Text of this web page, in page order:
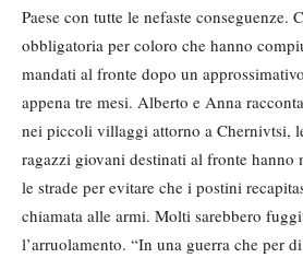
Paese con tutte le nefaste conseguenze.
obbligatoria per coloro che hanno
mandati al fronte dopo un
appena tre mesi. Alberto e Anna
nei piccoli villaggi attorno a Chernivtsi,
ragazzi giovani destinati al fronte hanno
le strade per evitare che i postini
chiamata alle armi. Molti sarebbero
l’arruolamento. “In una guerra che per